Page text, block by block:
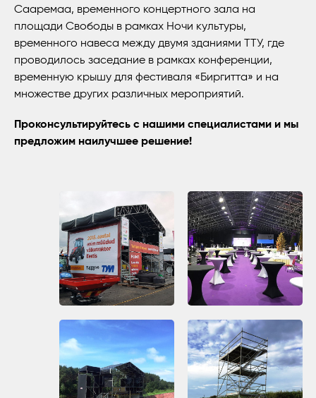
Сааремаа, временного концертного зала на
площади Свободы в рамках Ночи культуры,
временного навеса между двумя зданиями ТТУ, где
проводилось заседание в рамках конференции,
временную крышу для фестиваля «Биргитта» и на
множестве других различных мероприятий.
Проконсультируйтесь с нашими специалистами и мы
предложим наилучшее решение!